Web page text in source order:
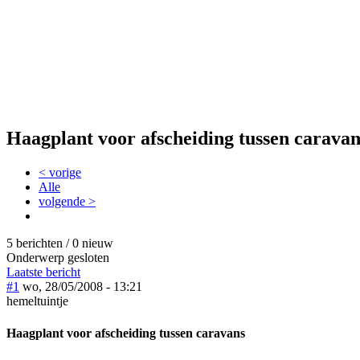
Haagplant voor afscheiding tussen
< vorige
Alle
volgende >
5 berichten / 0 nieuw
Onderwerp gesloten
Laatste bericht
#1 wo, 28/05/2008 - 13:21
hemeltuintje
Haagplant voor afscheiding tussen caravans